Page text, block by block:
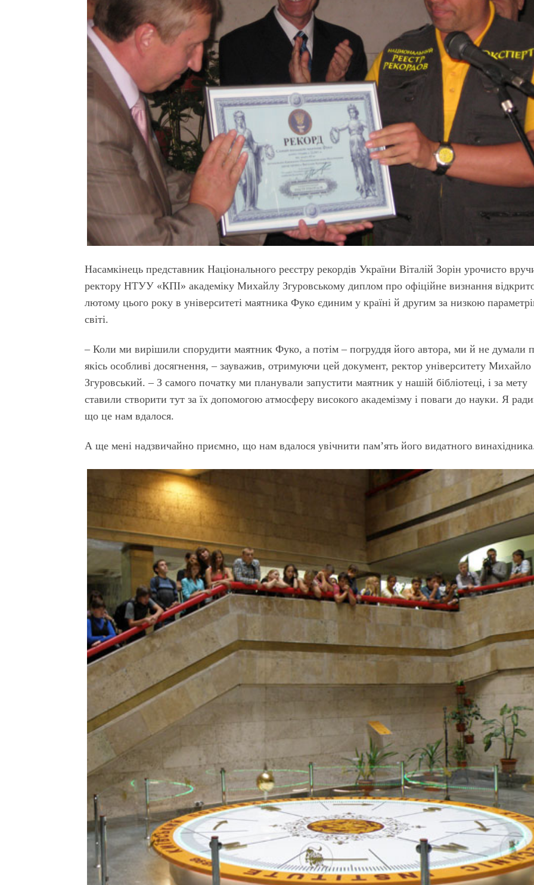
Насамкінець представник Національного реєстру рекордів України Віталій Зорін урочисто
ректору НТУУ «КПІ» академіку Михайлу Згуровському диплом про офіційне визнання
лютому цього року в університеті маятника Фуко єдиним у країні й другим за низкою
світі.
– Коли ми вирішили спорудити маятник Фуко, а потім – погруддя його автора, ми й не думали
якісь особливі досягнення, – зауважив, отримуючи цей документ, ректор університету Михайло
Згуровський. – З самого початку ми планували запустити маятник у нашій бібліотеці, і за мету
ставили створити тут за їх допомогою атмосферу високого академізму і поваги до науки. Я
що це нам вдалося.
А ще мені надзвичайно приємно, що нам вдалося увічнити пам’ять його видатного